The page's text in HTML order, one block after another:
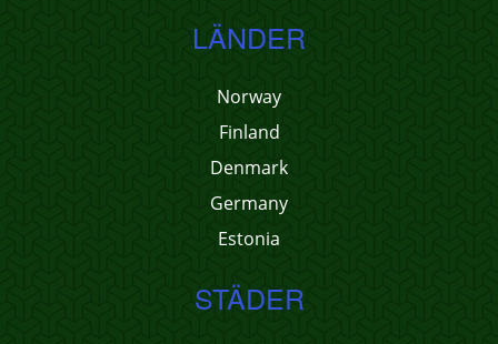
LÄNDER
Norway
Finland
Denmark
Germany
Estonia
STÄDER